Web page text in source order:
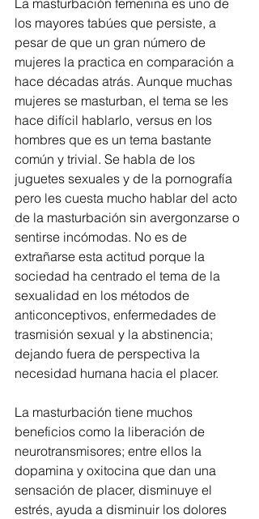
La masturbación femenina es uno de
los mayores tabúes que persiste, a
pesar de que un gran número de
mujeres la practica en comparación a
hace décadas atrás. Aunque muchas
mujeres se masturban, el tema se les
hace difícil hablarlo, versus en los
hombres que es un tema bastante
común y trivial. Se habla de los
juguetes sexuales y de la pornografía
pero les cuesta mucho hablar del acto
de la masturbación sin avergonzarse o
sentirse incómodas. No es de
extrañarse esta actitud porque la
sociedad ha centrado el tema de la
sexualidad en los métodos de
anticonceptivos, enfermedades de
trasmisión sexual y la abstinencia;
dejando fuera de perspectiva la
necesidad humana hacia el placer.
La masturbación tiene muchos
beneficios como la liberación de
neurotransmisores; entre ellos la
dopamina y oxitocina que dan una
sensación de placer, disminuye el
estrés, ayuda a disminuir los dolores